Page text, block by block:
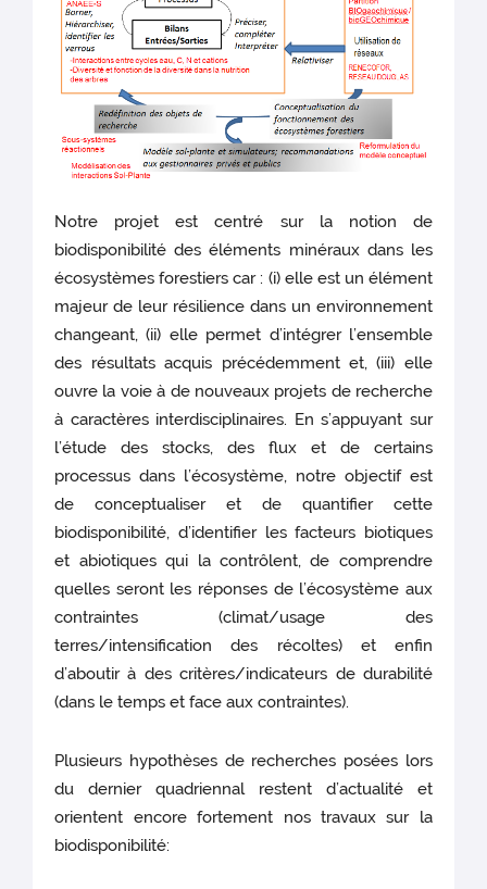
Notre projet est centré sur la notion de
biodisponibilité des éléments minéraux dans les
écosystèmes forestiers car : (i) elle est un élément
majeur de leur résilience dans un environnement
changeant, (ii) elle permet d’intégrer l’ensemble
des résultats acquis précédemment et, (iii) elle
ouvre la voie à de nouveaux projets de recherche
à caractères interdisciplinaires. En s’appuyant sur
l’étude des stocks, des flux et de certains
processus dans l’écosystème, notre objectif est
de conceptualiser et de quantifier cette
biodisponibilité, d’identifier les facteurs biotiques
et abiotiques qui la contrôlent, de comprendre
quelles seront les réponses de l’écosystème aux
contraintes (climat/usage des
terres/intensification des récoltes) et enfin
d’aboutir à des critères/indicateurs de durabilité
(dans le temps et face aux contraintes).
Plusieurs hypothèses de recherches posées lors
du dernier quadriennal restent d’actualité et
orientent encore fortement nos travaux sur la
biodisponibilité: